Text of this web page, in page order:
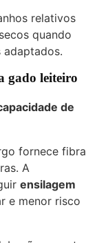
relativos
quando
gado leiteiro
de
fornece fibra
A
ensilagem
e menor risco